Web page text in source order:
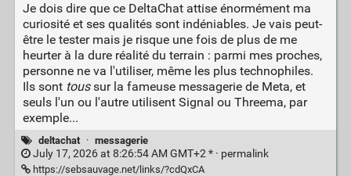
Je dois dire que ce DeltaChat attise énormément ma
curiosité et ses qualités sont indéniables. Je vais peut-
être le tester mais je risque une fois de plus de me
heurter à la dure réalité du terrain : parmi mes proches,
personne ne va l'utiliser, même les plus technophiles.
Ils sont toussur la fameuse messagerie de Meta, et
seuls l'un ou l'autre utilisent Signal ou Threema, par
exemple...
deltachat · messagerie
July 17, 2026 at 8:26:54 AM GMT+2 * · permalink
https://sebsauvage.net/links/?cdQxCA